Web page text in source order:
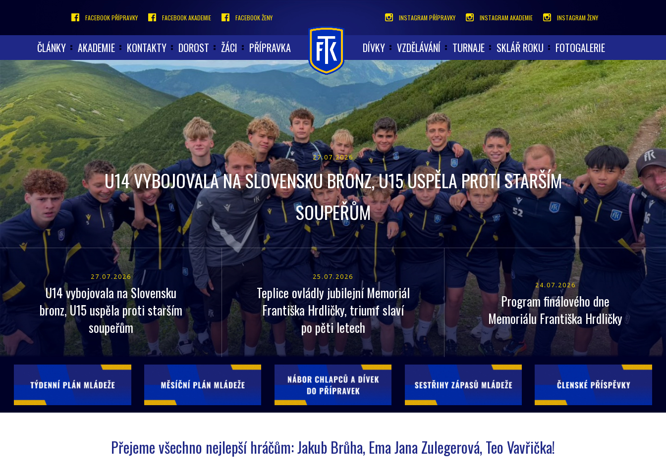
FACEBOOK PŘÍPRAVKY FACEBOOK AKADEMIE FACEBOOK ŽENY INSTAGRAM PŘÍPRAVKY INSTAGRAM AKADEMIE INSTAGRAM ŽENY
ČLÁNKY AKADEMIE KONTAKTY DOROST ŽÁCI PŘÍPRAVKA DÍVKY VZDĚLÁVÁNÍ TURNAJE SKLÁŘ ROKU FOTOGALERIE
27.07.2026
U14 VYBOJOVALA NA SLOVENSKU BRONZ, U15 USPĚLA PROTI STARŠÍM
SOUPEŘŮM
27.07.2026
U14 vybojovala na Slovensku
bronz, U15 uspěla proti starším
soupeřům
25.07.2026
Teplice ovládly jubilejní Memoriál
Františka Hrdličky, triumf slaví
po pěti letech
24.07.2026
Program finálového dne
Memoriálu Františka Hrdličky
Přejeme všechno nejlepší hráčům: Jakub Brůha, Ema Jana Zulegerová, Teo Vavřička!